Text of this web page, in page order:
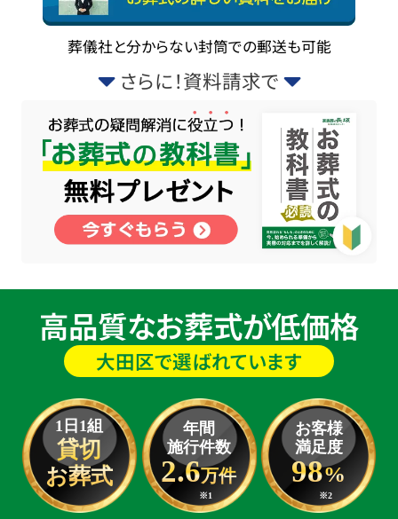
葬儀社と分からない封筒での郵送も可能
さらに！資料請求で
高品質なお葬式が低価格
大田区で選ばれています
1日1組
貸切
お葬式
年間
施行件数
2.6万件
※1
お客様
満足度
98%
※2